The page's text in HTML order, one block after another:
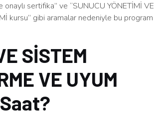
onaylı sertifika” ve “SUNUCU YÖNETİMİ VE
kursu” gibi aramalar nedeniyle bu program
SİSTEM
VE UYUM